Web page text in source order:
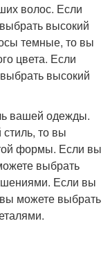
волос. Если
высокий
темные, то вы
цвета. Если
высокий
вашей одежды.
то вы
формы. Если вы
выбрать
Если вы
можете выбрать